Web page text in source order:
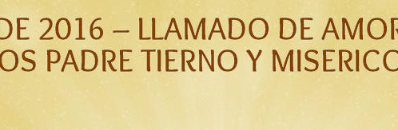
2016 – LLAMADO DE
PADRE TIERNO Y